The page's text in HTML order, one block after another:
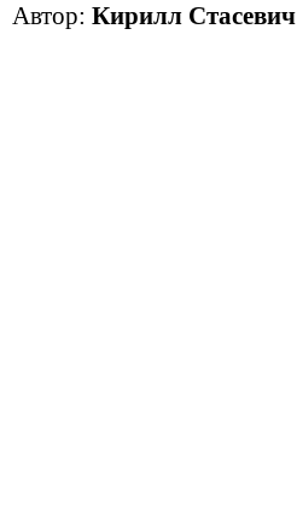
Автор: Кирилл Стасевич